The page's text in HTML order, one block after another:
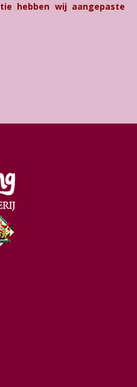
hebben wij aangepaste